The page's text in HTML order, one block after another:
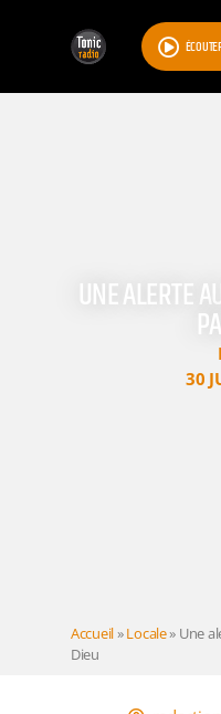
UNE ALERTE
30
Accueil»Locale» Une
Dieu